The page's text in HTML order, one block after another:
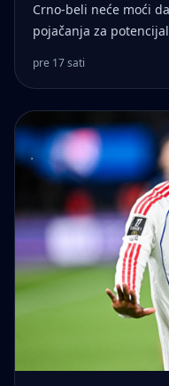
Crno-beli neće moći
pojačanja za
pre 17 sati